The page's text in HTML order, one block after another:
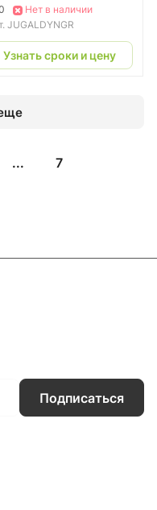
Нет в наличии
JUGALDYNGR
Узнать сроки и цену
... 7
Подписаться